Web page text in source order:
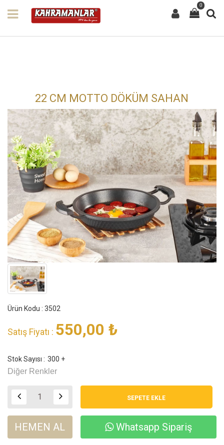
0
22 CM MOTTO DÖKÜM SAHAN
Ürün Kodu : 3502
Satış Fiyatı : 550,00 ₺
Stok Sayısı : 300 +
Diğer Renkler
HEMEN AL Whatsapp Sipariş